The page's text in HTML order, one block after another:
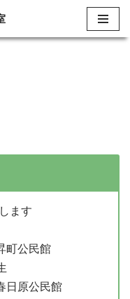
ます
公民館
原公民館